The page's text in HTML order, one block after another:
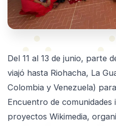
Del 11 al 13 de junio, parte
viajó hasta Riohacha, La
Colombia y Venezuela)
Encuentro de comunidades
proyectos Wikimedia,